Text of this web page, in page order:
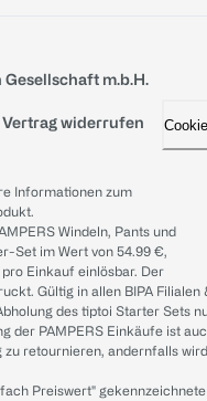
m.b.H.
Vertrag widerrufen
Informationen zum
Windeln, Pants und
Set im Wert von 54.99 €,
Einkauf einlösbar. Der
Gültig in allen BIPA Filialen
des tiptoi Starter Sets
der PAMPERS Einkäufe ist
retournieren, andernfalls wird
Preiswert" gekennzeichnete